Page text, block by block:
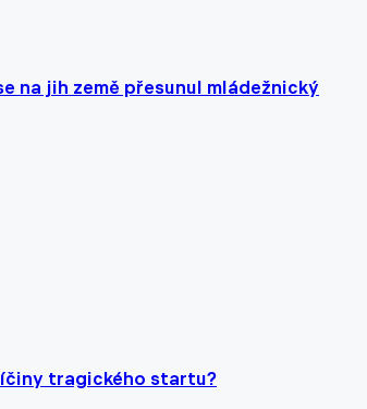
na jih země přesunul mládežnický
tragického startu?